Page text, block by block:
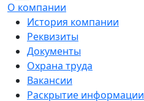
О компании
История компании
Реквизиты
Документы
Охрана труда
Вакансии
Раскрытие информации